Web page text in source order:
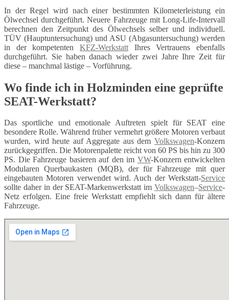
In der Regel wird nach einer bestimmten Kilometerleistung ein
Ölwechsel durchgeführt. Neuere Fahrzeuge mit Long-Life-Intervall
berechnen den Zeitpunkt des Ölwechsels selber und individuell.
TÜV (Hauptuntersuchung) und ASU (Abgasuntersuchung) werden
in der kompetenten KFZ-Werkstatt Ihres Vertrauens ebenfalls
durchgeführt. Sie haben danach wieder zwei Jahre Ihre Zeit für
diese – manchmal lästige – Vorführung.
Wo finde ich in Holzminden eine geprüfte
SEAT-Werkstatt?
Das sportliche und emotionale Auftreten spielt für SEAT eine
besondere Rolle. Während früher vermehrt größere Motoren verbaut
wurden, wird heute auf Aggregate aus dem Volkswagen-Konzern
zurückgegriffen. Die Motorenpalette reicht von 60 PS bis hin zu 300
PS. Die Fahrzeuge basieren auf den im VW-Konzern entwickelten
Modularen Querbaukasten (MQB), der für Fahrzeuge mit quer
eingebauten Motoren verwendet wird. Auch der Werkstatt-Service
sollte daher in der SEAT-Markenwerkstatt im Volkswagen–Service-
Netz erfolgen. Eine freie Werkstatt empfiehlt sich dann für ältere
Fahrzeuge.